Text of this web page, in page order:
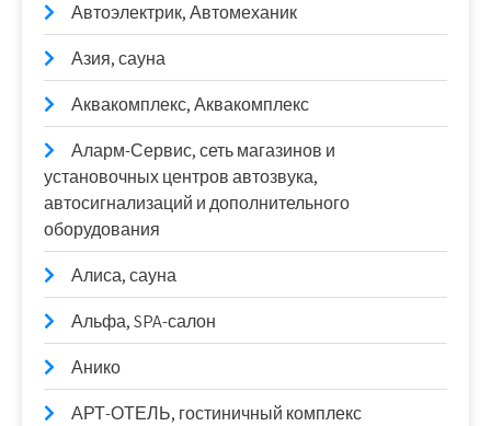
Автоэлектрик, Автомеханик
Азия, сауна
Аквакомплекс, Аквакомплекс
Аларм-Сервис, сеть магазинов и
установочных центров автозвука,
автосигнализаций и дополнительного
оборудования
Алиса, сауна
Альфа, SPA-салон
Анико
АРТ-ОТЕЛЬ, гостиничный комплекс